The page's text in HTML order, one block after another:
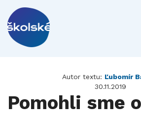
Autor textu: Ľubomír
30.11.2019
Pomohli sme